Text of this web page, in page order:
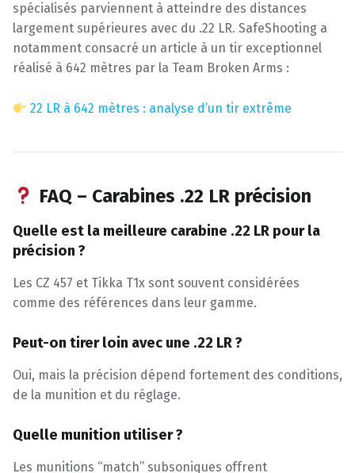
spécialisés parviennent à atteindre des distances
largement supérieures avec du .22 LR. SafeShooting a
notamment consacré un article à un tir exceptionnel
réalisé à 642 mètres par la Team Broken Arms :
22 LR à 642 mètres : analyse d’un tir extrême
FAQ – Carabines .22 LR précision
Quelle est la meilleure carabine .22 LR pour la
précision ?
Les CZ 457 et Tikka T1x sont souvent considérées
comme des références dans leur gamme.
Peut-on tirer loin avec une .22 LR ?
Oui, mais la précision dépend fortement des conditions,
de la munition et du réglage.
Quelle munition utiliser ?
Les munitions “match” subsoniques offrent